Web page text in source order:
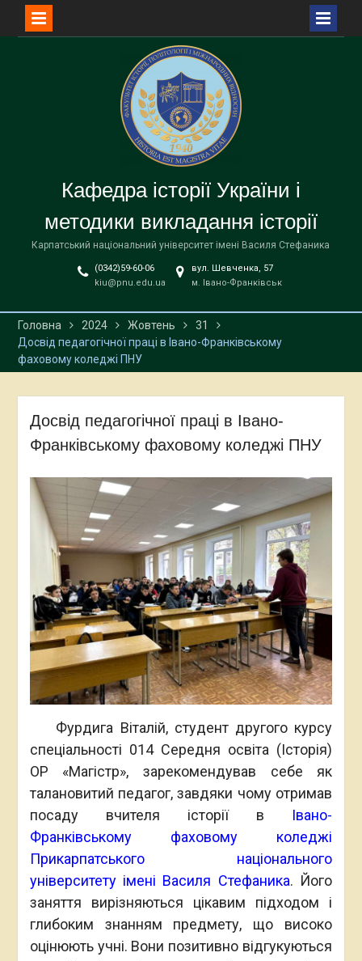
Кафедра історії України і
методики викладання історії
Карпатський національний університет імені Василя Стефаника
(0342)59-60-06
kiu@pnu.edu.ua
вул. Шевченка, 57
м. Івано-Франківськ
Головна 2024 Жовтень
31
Досвід педагогічної праці в Івано-Франківському
фаховому коледжі ПНУ
Досвід педагогічної праці в Івано-
Франківському фаховому коледжі ПНУ
Фурдига Віталій, студент другого курсу
спеціальності 014 Середня освіта (Історія)
ОР «Магістр», зарекомендував себе як
талановитий педагог, завдяки чому отримав
посаду вчителя історії в Івано-
Франківському фаховому коледжі
Прикарпатського національного
університету імені Василя Стефаника. Його
заняття вирізняються цікавим підходом і
глибоким знанням предмету, що високо
оцінюють учні. Вони позитивно відгукуються